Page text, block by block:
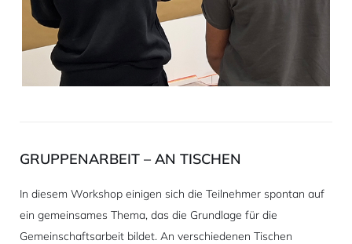
GRUPPENARBEIT – AN TISCHEN
In diesem Workshop einigen sich die Teilnehmer spontan auf
ein gemeinsames Thema, das die Grundlage für die
Gemeinschaftsarbeit bildet. An verschiedenen Tischen